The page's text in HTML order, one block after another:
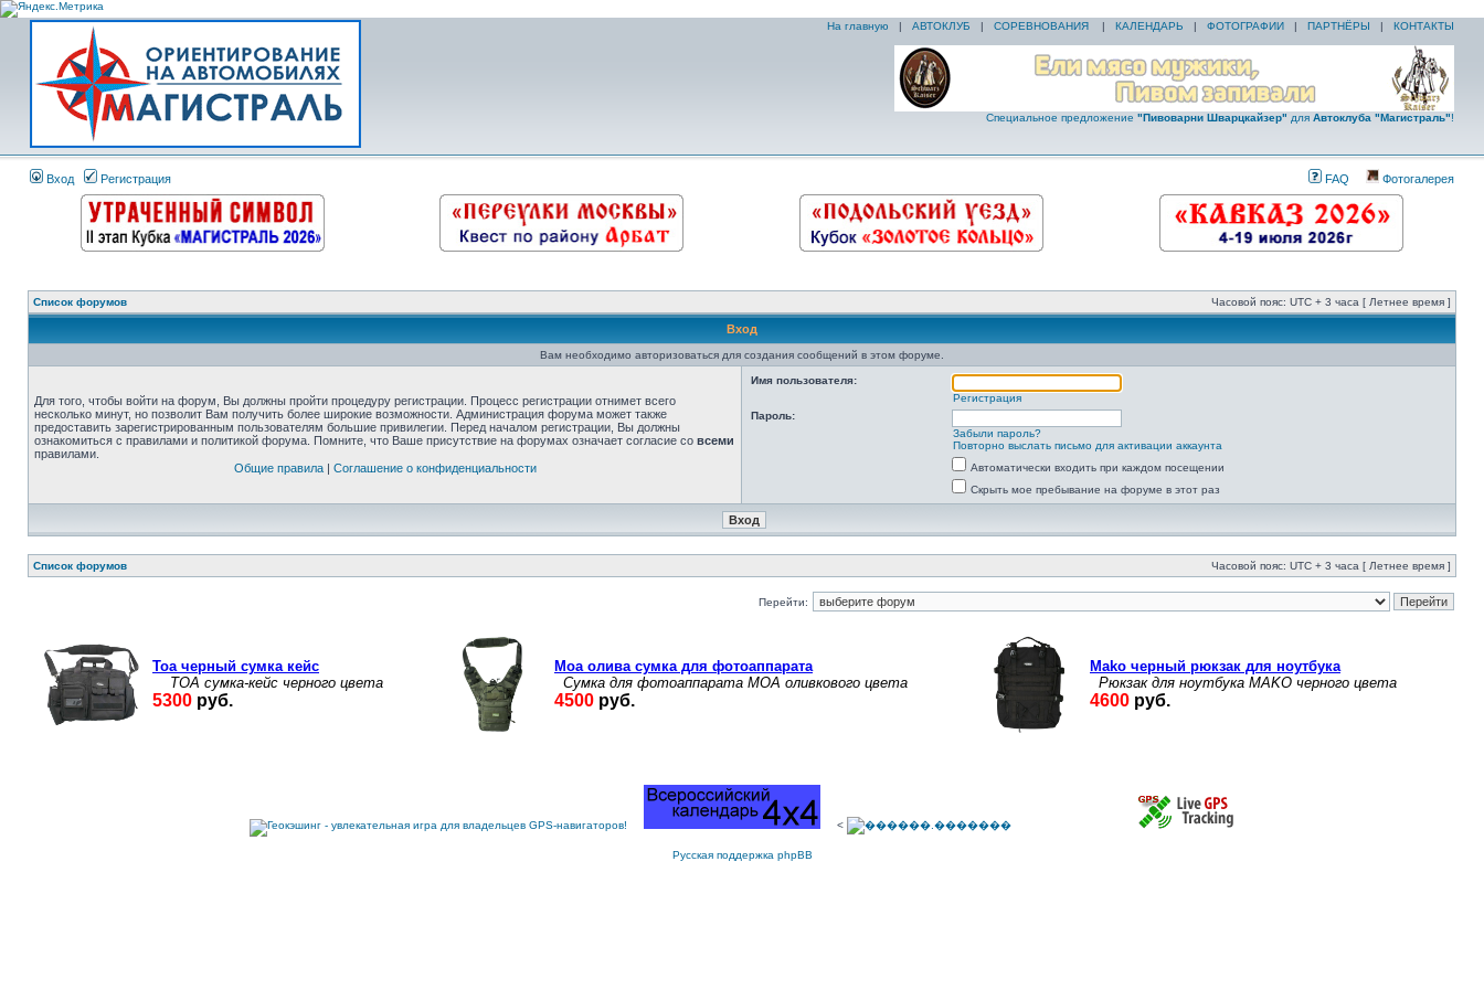
На главную | АВТОКЛУБ | СОРЕВНОВАНИЯ | КАЛЕНДАРЬ | ФОТОГРАФИИ | ПАРТНЁРЫ | КОНТАКТЫ
Специальное предложение "Пивоварни Шварцкайзер" для Автоклуба "Магистраль"!
Вход Регистрация FAQ Фотогалерея
Список форумов Часовой пояс: UTC + 3 часа [ Летнее время ]
Вход
Вам необходимо авторизоваться для создания сообщений в этом форуме.
Для того, чтобы войти на форум, Вы должны пройти процедуру регистрации. Процесс регистрации отнимет всего
несколько минут, но позволит Вам получить более широкие возможности. Администрация форума может также
предоставить зарегистрированным пользователям большие привилегии. Перед началом регистрации, Вы должны
ознакомиться с правилами и политикой форума. Помните, что Ваше присутствие на форумах означает согласие со всеми
правилами.
Общие правила| Соглашение о конфиденциальности
Имя пользователя:
Регистрация
Пароль:
Забыли пароль?
Повторно выслать письмо для активации аккаунта
Автоматически входить при каждом посещении
Скрыть мое пребывание на форуме в этот раз
Список форумов Часовой пояс: UTC + 3 часа [ Летнее время ]
Перейти:
<
Русская поддержка phpBB